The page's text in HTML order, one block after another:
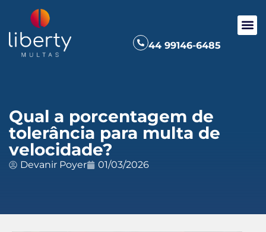
44 99146-6485
Qual a porcentagem de
tolerância para multa de
velocidade?
Devanir Poyer 01/03/2026